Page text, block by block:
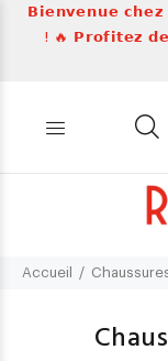
𝗕𝗶𝗲𝗻𝘃𝗲𝗻𝘂𝗲 𝗰𝗵𝗲𝘇
! 🔥 𝗣𝗿𝗼𝗳𝗶𝘁𝗲𝘇
Accueil